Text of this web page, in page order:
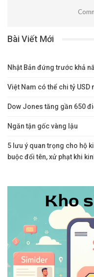
Bài Viết Mới
Nhật Bản đứng trước khả
Việt Nam có thể chi tỷ
Dow Jones tăng gần 650
Ngăn tận gốc vàng lậu
5 lưu ý quan trọng cho hộ
buộc đổi tên, xử phạt khi